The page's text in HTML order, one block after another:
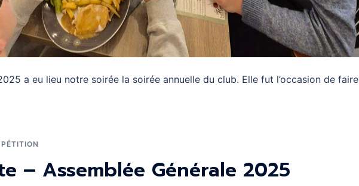
a eu lieu notre soirée la soirée annuelle du club. Elle fut l’occasion de faire
– Assemblée Générale 2025